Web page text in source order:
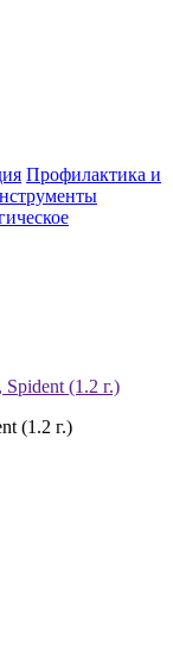
Профилактика и
(1.2 г.)
(1.2 г.)